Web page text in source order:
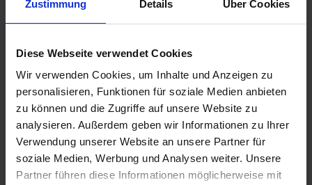
Zustimmung Details Über Cookies
Diese Webseite verwendet Cookies
Wir verwenden Cookies, um Inhalte und Anzeigen zu
personalisieren, Funktionen für soziale Medien anbieten
zu können und die Zugriffe auf unsere Website zu
analysieren. Außerdem geben wir Informationen zu Ihrer
Verwendung unserer Website an unsere Partner für
soziale Medien, Werbung und Analysen weiter. Unsere
Partner führen diese Informationen möglicherweise mit
ALTERNATIVE
PRODUKTE
ZUM PRODUKT